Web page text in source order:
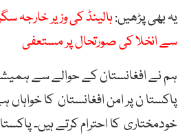
یہ بھی پڑھیں:ہالینڈ کی وزیر خارجہ
سے انخلا کی صورتحال پر مستعفی
ہم نے افغانستان کے حوالے سے
پاکستا ن پر امن افغانستان کا
خودمختاری کا احترام کرتے ہیں۔